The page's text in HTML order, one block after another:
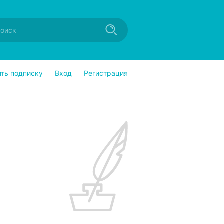
подписку Вход Регистрация